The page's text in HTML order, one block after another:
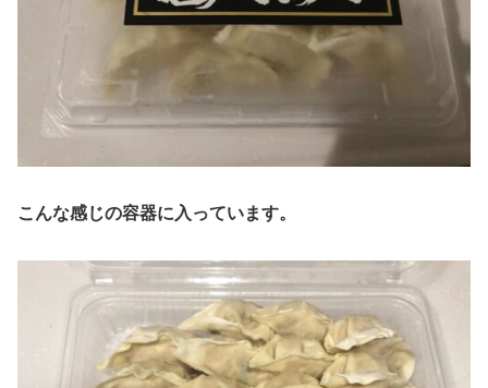
こんな感じの容器に入っています。